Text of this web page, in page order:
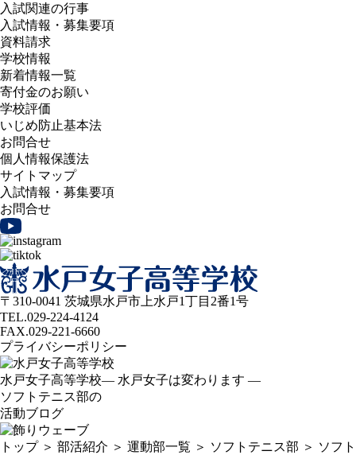
入試関連の行事
入試情報・募集要項
資料請求
学校情報
新着情報一覧
寄付金のお願い
学校評価
いじめ防止基本法
お問合せ
個人情報保護法
サイトマップ
入試情報・募集要項
お問合せ
〒310-0041 茨城県水戸市上水戸1丁目2番1号
TEL.029-224-4124
FAX.029-221-6660
プライバシーポリシー
水戸女子高等学校— 水戸女子は変わります —
ソフトテニス部の
活動ブログ
トップ ＞ 部活紹介 ＞ 運動部一覧 ＞ ソフトテニス部 ＞ ソフト